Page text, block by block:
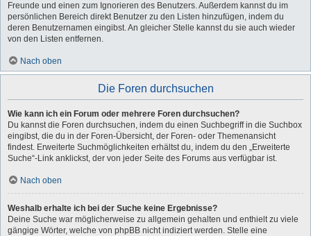
Freunde und einen zum Ignorieren des Benutzers. Außerdem kannst du im
persönlichen Bereich direkt Benutzer zu den Listen hinzufügen, indem du
deren Benutzernamen eingibst. An gleicher Stelle kannst du sie auch wieder
von den Listen entfernen.
Nach oben
Die Foren durchsuchen
Wie kann ich ein Forum oder mehrere Foren durchsuchen?
Du kannst die Foren durchsuchen, indem du einen Suchbegriff in die Suchbox
eingibst, die du in der Foren-Übersicht, der Foren- oder Themenansicht
findest. Erweiterte Suchmöglichkeiten erhältst du, indem du den „Erweiterte
Suche“-Link anklickst, der von jeder Seite des Forums aus verfügbar ist.
Nach oben
Weshalb erhalte ich bei der Suche keine Ergebnisse?
Deine Suche war möglicherweise zu allgemein gehalten und enthielt zu viele
gängige Wörter, welche von phpBB nicht indiziert werden. Stelle eine